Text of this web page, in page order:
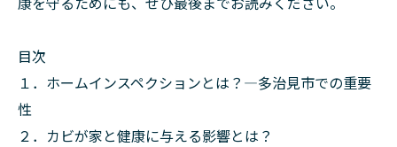
目次
１．ホームインスペクションとは？—多治見市での重要
性
２．カビが家と健康に与える影響とは？